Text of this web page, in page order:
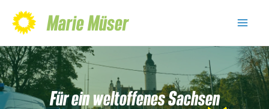
content
Marie Müser
Für ein weltoffenes Sachsen